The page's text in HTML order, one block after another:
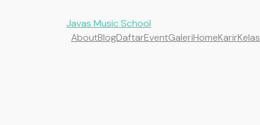
Javas Music School
AboutBlogDaftarEventGaleriHomeKarirKelas